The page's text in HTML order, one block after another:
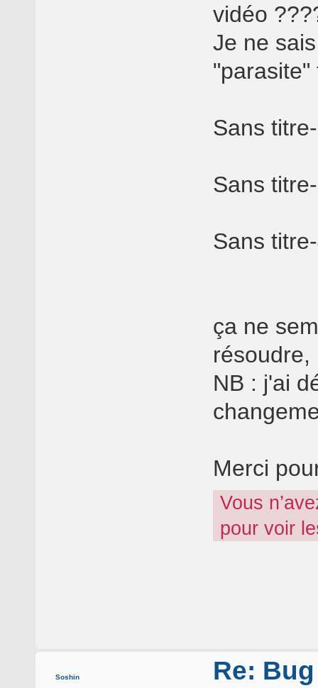
vidéo
Je ne
"parasite"
Sans
Sans
Sans
ça ne
NB : j'ai
Merci
Vous
pour voir
Soshin Re: